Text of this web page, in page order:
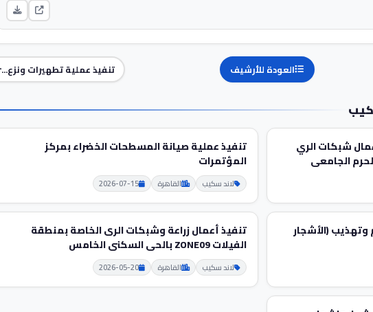
العودة للأرشيف تنفيذ عملية تطهيرات ونزع...
شبكات الري
الجامعى
تنفيذ عملية صيانة المسطحات الخضراء بمركز
المؤتمرات
لاند سكيب القاهرة 2026-07-15
(الأشجار
تنفيذ أعمال زراعة وشبكات الرى الخاصة بمنطقة
الفيلات ZONE09 بالحى السكنى الخامس
لاند سكيب القاهرة 2026-05-20